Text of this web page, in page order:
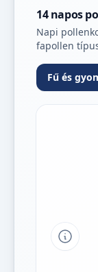
14 napos
Napi
fapollen
Fű és
Tipp